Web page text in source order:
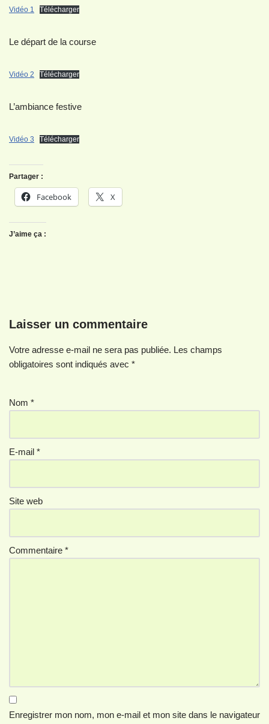
Vidéo 1 Télécharger
Le départ de la course
Vidéo 2 Télécharger
L’ambiance festive
Vidéo 3 Télécharger
Partager :
Facebook X
J’aime ça :
Laisser un commentaire
Votre adresse e-mail ne sera pas publiée. Les champs
obligatoires sont indiqués avec *
Nom *
E-mail *
Site web
Commentaire *
Enregistrer mon nom, mon e-mail et mon site dans le navigateur